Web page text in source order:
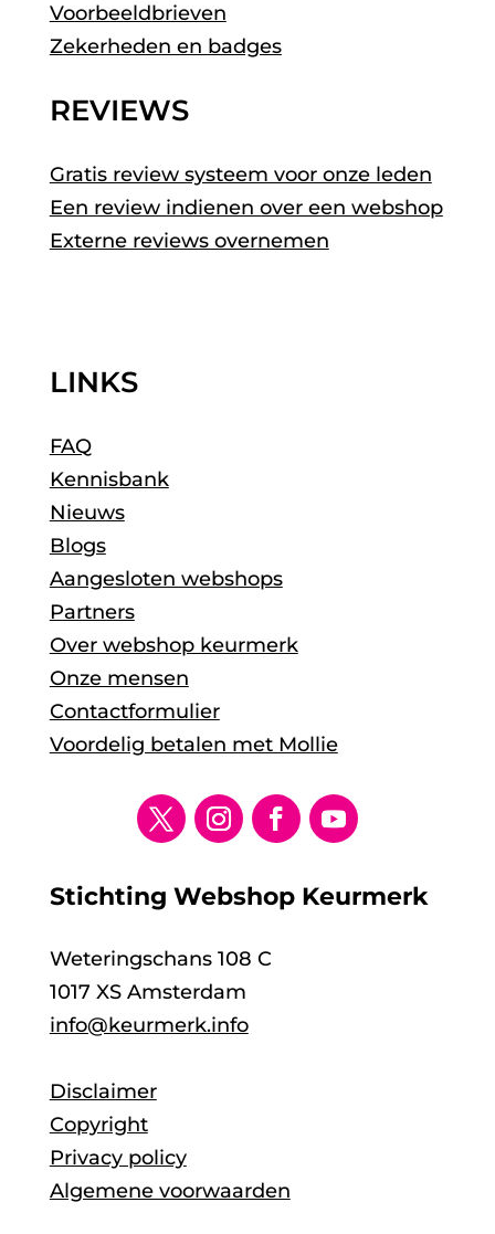
Voorbeeldbrieven
Zekerheden en badges
REVIEWS
Gratis review systeem voor onze leden
Een review indienen over een webshop
Externe reviews overnemen
LINKS
FAQ
Kennisbank
Nieuws
Blogs
Aangesloten webshops
Partners
Over webshop keurmerk
Onze mensen
Contactformulier
Voordelig betalen met Mollie
Stichting Webshop Keurmerk
Weteringschans 108 C
1017 XS Amsterdam
info@keurmerk.info
Disclaimer
Copyright
Privacy policy
Algemene voorwaarden